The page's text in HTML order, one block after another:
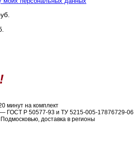
минут на комплект
ГОСТ Р 50577-93 и ТУ 5215-005-17876729-06
доставка в регионы